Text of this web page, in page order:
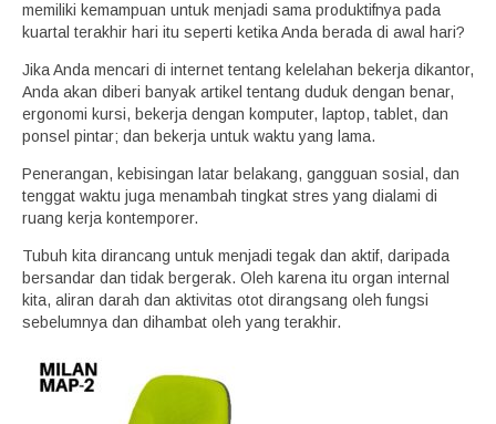
memiliki kemampuan untuk menjadi sama produktifnya pada
kuartal terakhir hari itu seperti ketika Anda berada di awal hari?
Jika Anda mencari di internet tentang kelelahan bekerja dikantor,
Anda akan diberi banyak artikel tentang duduk dengan benar,
ergonomi kursi, bekerja dengan komputer, laptop, tablet, dan
ponsel pintar; dan bekerja untuk waktu yang lama.
Penerangan, kebisingan latar belakang, gangguan sosial, dan
tenggat waktu juga menambah tingkat stres yang dialami di
ruang kerja kontemporer.
Tubuh kita dirancang untuk menjadi tegak dan aktif, daripada
bersandar dan tidak bergerak. Oleh karena itu organ internal
kita, aliran darah dan aktivitas otot dirangsang oleh fungsi
sebelumnya dan dihambat oleh yang terakhir.